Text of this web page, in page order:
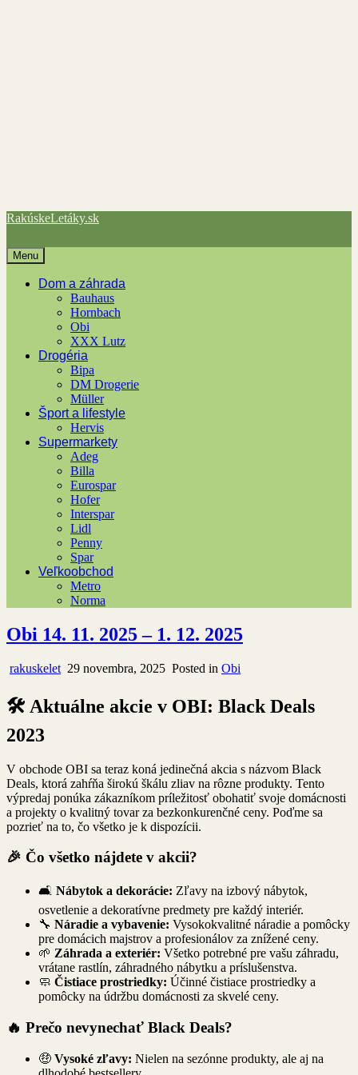
RakúskeLetáky.sk
Menu
Dom a záhrada
Bauhaus
Hornbach
Obi
XXX Lutz
Drogéria
Bipa
DM Drogerie
Müller
Šport a lifestyle
Hervis
Supermarkety
Adeg
Billa
Eurospar
Hofer
Interspar
Lidl
Penny
Spar
Veľkoobchod
Metro
Norma
Obi 14. 11. 2025 – 1. 12. 2025
rakuskelet 29 novembra, 2025 Posted in Obi
🛠️ Aktuálne akcie v OBI: Black Deals
2023
V obchode OBI sa teraz koná jedinečná akcia s názvom Black
Deals, ktorá zahŕňa širokú škálu zliav na rôzne produkty. Tento
výpredaj ponúka zákazníkom príležitosť obohatiť svoje domácnosti
a projekty o kvalitný tovar za bezkonkurenčné ceny. Poďme sa
pozrieť na to, čo všetko je k dispozícii.
🎉 Čo všetko nájdete v akcii?
🛋️ Nábytok a dekorácie: Zľavy na izbový nábytok,
osvetlenie a dekoratívne predmety pre každý interiér.
🔧 Náradie a vybavenie: Vysokokvalitné náradie a pomôcky
pre domácich majstrov a profesionálov za znížené ceny.
🌱 Záhrada a exteriér: Všetko potrebné pre vašu záhradu,
vrátane rastlín, záhradného nábytku a príslušenstva.
🧼 Čistiace prostriedky: Účinné čistiace prostriedky a
pomôcky na údržbu domácnosti za skvelé ceny.
🔥 Prečo nevynechať Black Deals?
🤑 Vysoké zľavy: Nielen na sezónne produkty, ale aj na